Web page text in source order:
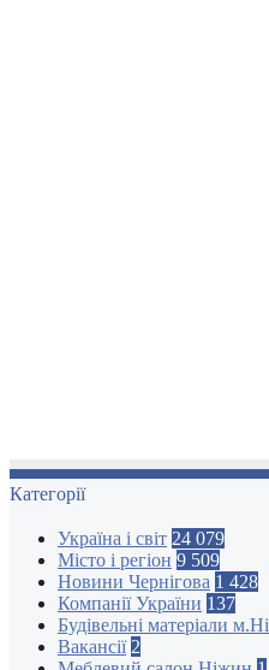
Категорії
Україна і світ 24 079
Місто і регіон 9 509
Новини Чернігова 1 428
Компанії України 137
Будівельні матеріали
Вакансії 2